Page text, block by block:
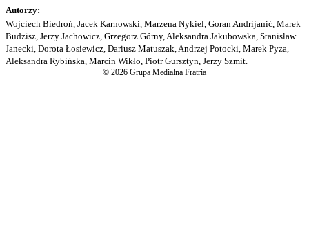
Autorzy:
Wojciech Biedroń, Jacek Karnowski, Marzena Nykiel, Goran Andrijanić, Marek
Budzisz, Jerzy Jachowicz, Grzegorz Górny, Aleksandra Jakubowska, Stanisław
Janecki, Dorota Łosiewicz, Dariusz Matuszak, Andrzej Potocki, Marek Pyza,
Aleksandra Rybińska, Marcin Wikło, Piotr Gursztyn, Jerzy Szmit.
© 2026 Grupa Medialna Fratria